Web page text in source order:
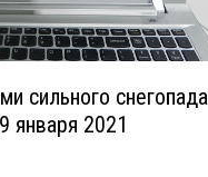
сильного
января 2021